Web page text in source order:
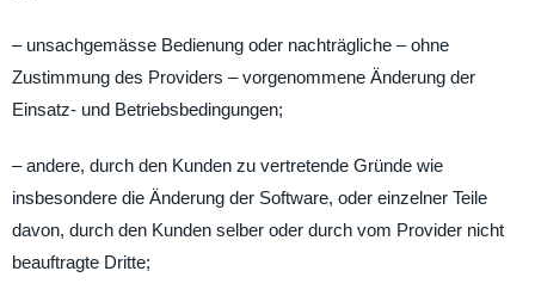
– unsachgemässe Bedienung oder nachträgliche – ohne
Zustimmung des Providers – vorgenommene Änderung der
Einsatz- und Betriebsbedingungen;
– andere, durch den Kunden zu vertretende Gründe wie
insbesondere die Änderung der Software, oder einzelner Teile
davon, durch den Kunden selber oder durch vom Provider nicht
beauftragte Dritte;